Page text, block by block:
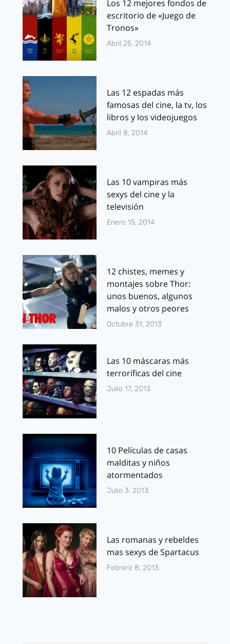
Los 12 mejores fondos de
escritorio de «Juego de
Tronos»
Abril 25, 2014
Las 12 espadas más
famosas del cine, la tv, los
libros y los videojuegos
Abril 8, 2014
Las 10 vampiras más
sexys del cine y la
televisión
Enero 15, 2014
12 chistes, memes y
montajes sobre Thor:
unos buenos, algunos
malos y otros peores
Octubre 31, 2013
Las 10 máscaras más
terroríficas del cine
Julio 17, 2013
10 Películas de casas
malditas y niños
atormentados
Julio 3, 2013
Las romanas y rebeldes
mas sexys de Spartacus
Febrero 8, 2013